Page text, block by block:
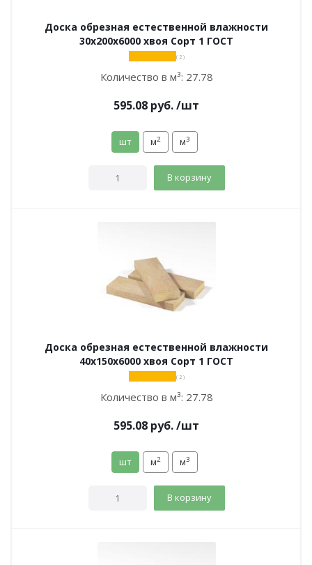
Доска обрезная естественной влажности
30х200х6000 хвоя Сорт 1 ГОСТ
( 2 )
Количество в м³: 27.78
595.08 руб./шт
шт м2 м3
В корзину
Доска обрезная естественной влажности
40х150х6000 хвоя Сорт 1 ГОСТ
( 2 )
Количество в м³: 27.78
595.08 руб./шт
шт м2 м3
В корзину